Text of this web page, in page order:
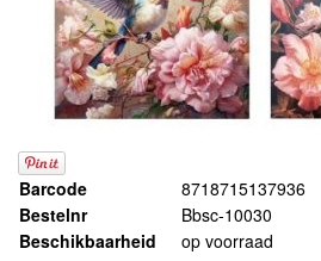
Barcode
8718715137936
Bestelnr
Bbsc-10030
Beschikbaarheid
op voorraad